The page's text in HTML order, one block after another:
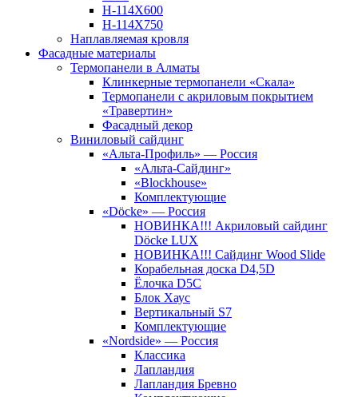
Н-114Х600
Н-114Х750
Наплавляемая кровля
Фасадные материалы
Термопанели в Алматы
Клинкерные термопанели «Скала»
Термопанели с акриловым покрытием
«Травертин»
Фасадный декор
Виниловый сайдинг
«Альта-Профиль» — Россия
«Альта-Сайдинг»
«Blockhouse»
Комплектующие
«Döcke» — Россия
НОВИНКА!!! Акриловый сайдинг
Döcke LUX
НОВИНКА!!! Сайдинг Wood Slide
Корабельная доска D4,5D
Ёлочка D5C
Блок Хаус
Вертикальный S7
Комплектующие
«Nordside» — Россия
Классика
Лапландия
Лапландия Бревно